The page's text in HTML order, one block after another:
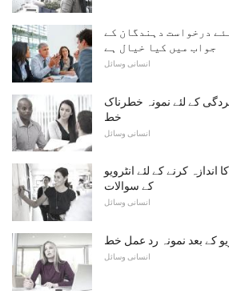
درخواست دہندگان کے
جواب میں کیا خیال ہے
انسانی وسائل
کے لئے نمونہ خطرناک
خط
انسانی وسائل
کرنے کے لئے انٹرویو
کے سوالات
انسانی وسائل
کے بعد نمونہ رد عمل خط
انسانی وسائل